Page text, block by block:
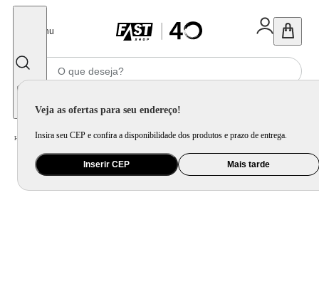
Menu
Veja as ofertas para seu endereço!
Insira seu CEP e confira a disponibilidade dos produtos e prazo de entrega.
Inserir CEP Mais tarde
Home Eletrodomésticos / Micro-ondas